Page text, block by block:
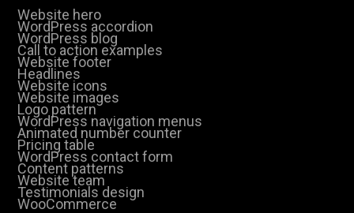
Website hero
WordPress accordion
WordPress blog
Call to action examples
Website footer
Headlines
Website icons
Website images
Logo pattern
WordPress navigation menus
Animated number counter
Pricing table
WordPress contact form
Content patterns
Website team
Testimonials design
WooCommerce